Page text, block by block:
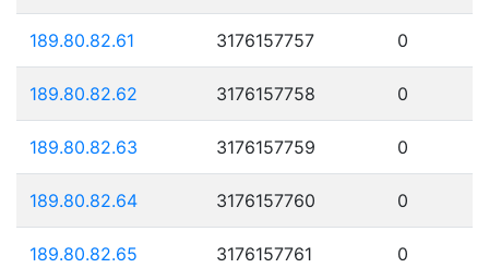
189.80.82.61 3176157757 0
189.80.82.62 3176157758 0
189.80.82.63 3176157759 0
189.80.82.64 3176157760 0
189.80.82.65 3176157761 0